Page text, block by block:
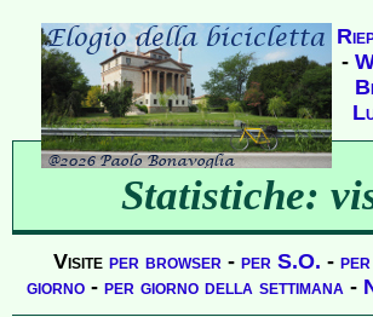
-
Statistiche:
Visite per browser - per S.O. - per
giorno- per giorno della settimana-